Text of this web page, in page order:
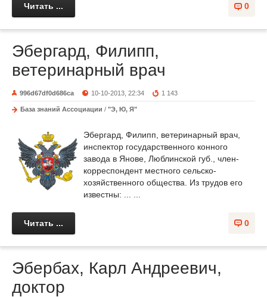
0
Читать ...
Эбергард, Филипп,
ветеринарный врач
996d67df0d686ca 10-10-2013, 22:34 1 143
База знаний Ассоциации / "Э, Ю, Я"
Эбергард, Филипп, ветеринарный врач,
инспектор государственного конного
завода в Янове, Люблинской губ., член-
корреспондент местного сельско-
хозяйственного общества. Из трудов его
известны: ... ...
0
Читать ...
Эбербах, Карл Андреевич,
доктор